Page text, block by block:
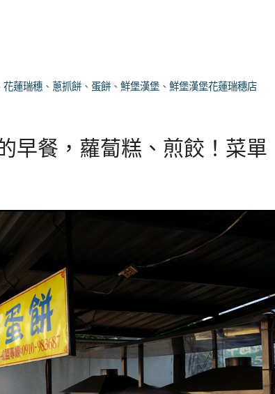
花蓮瑞穗 、 蔥抓餅 、蛋餅 、鮮堡漢堡 、鮮堡漢堡花蓮瑞穗店
早餐，蘿蔔糕、煎餃！菜單